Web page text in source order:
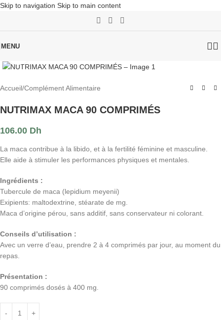
Skip to navigation Skip to main content
MENU
Accueil/Complément Alimentaire
NUTRIMAX MACA 90 COMPRIMÉS
106.00 Dh
La maca contribue à la libido, et à la fertilité féminine et masculine.
Elle aide à stimuler les performances physiques et mentales.
Ingrédients :
Tubercule de maca (lepidium meyenii)
Exipients: maltodextrine, stéarate de mg.
Maca d’origine pérou, sans additif, sans conservateur ni colorant.
Conseils d’utilisation :
Avec un verre d’eau, prendre 2 à 4 comprimés par jour, au moment du
repas.
Présentation :
90 comprimés dosés à 400 mg.